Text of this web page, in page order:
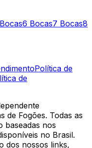
6 Bocas7 Bocas8
Política de
de
de Fogões. Todas as
baseadas nos
no Brasil.
dos nossos links,